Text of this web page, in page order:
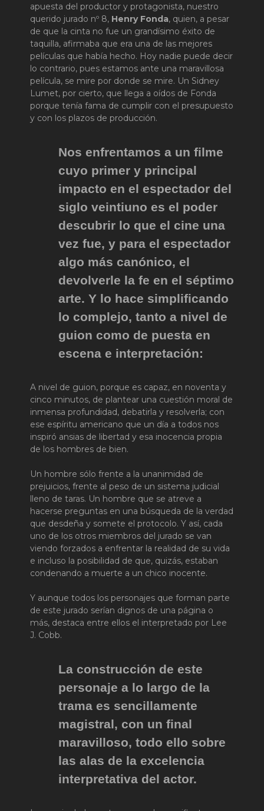
apuesta del productor y protagonista, nuestro
querido jurado nº 8, Henry Fonda, quien, a pesar
de que la cinta no fue un grandísimo éxito de
taquilla, afirmaba que era una de las mejores
películas que había hecho. Hoy nadie puede decir
lo contrario, pues estamos ante una maravillosa
película, se mire por donde se mire. Un Sidney
Lumet, por cierto, que llega a oídos de Fonda
porque tenía fama de cumplir con el presupuesto
y con los plazos de producción.
Nos enfrentamos a un filme
cuyo primer y principal
impacto en el espectador del
siglo veintiuno es el poder
descubrir lo que el cine una
vez fue, y para el espectador
algo más canónico, el
devolverle la fe en el séptimo
arte. Y lo hace simplificando
lo complejo, tanto a nivel de
guion como de puesta en
escena e interpretación:
A nivel de guion, porque es capaz, en noventa y
cinco minutos, de plantear una cuestión moral de
inmensa profundidad, debatirla y resolverla; con
ese espíritu americano que un día a todos nos
inspiró ansias de libertad y esa inocencia propia
de los hombres de bien.
Un hombre sólo frente a la unanimidad de
prejuicios, frente al peso de un sistema judicial
lleno de taras. Un hombre que se atreve a
hacerse preguntas en una búsqueda de la verdad
que desdeña y somete el protocolo. Y así, cada
uno de los otros miembros del jurado se van
viendo forzados a enfrentar la realidad de su vida
e incluso la posibilidad de que, quizás, estaban
condenando a muerte a un chico inocente.
Y aunque todos los personajes que forman parte
de este jurado serían dignos de una página o
más, destaca entre ellos el interpretado por Lee
J. Cobb.
La construcción de este
personaje a lo largo de la
trama es sencillamente
magistral, con un final
maravilloso, todo ello sobre
las alas de la excelencia
interpretativa del actor.